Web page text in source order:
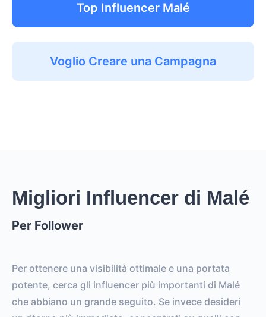
Top Influencer Malé
Voglio Creare una Campagna
Migliori Influencer di Malé
Per Follower
Per ottenere una visibilità ottimale e una portata
potente, cerca gli influencer più importanti di Malé
che abbiano un grande seguito. Se invece desideri